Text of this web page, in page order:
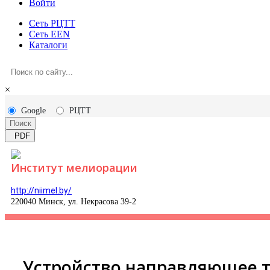
Войти
Сеть РЦТТ
Сеть EEN
Каталоги
×
Google
РЦТТ
Поиск
PDF
Институт мелиорации
http://niimel.by/
220040 Минск, ул. Некрасова 39-2